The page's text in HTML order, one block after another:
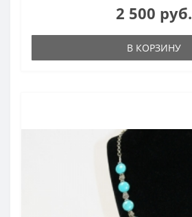
2 500 руб.
В КОРЗИНУ